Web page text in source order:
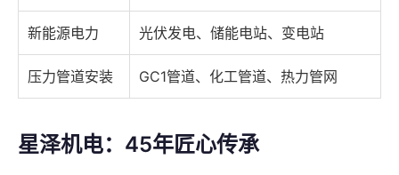
新能源电力 光伏发电、储能电站、变电站
压力管道安装 GC1管道、化工管道、热力管网
星泽机电：45年匠心传承